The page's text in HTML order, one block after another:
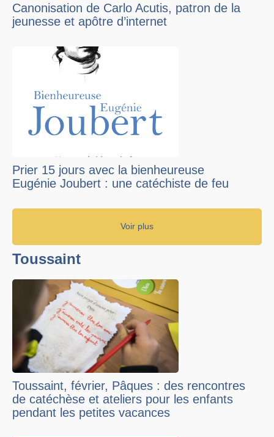
Canonisation de Carlo Acutis, patron de la
jeunesse et apôtre d’internet
Prier 15 jours avec la bienheureuse
Eugénie Joubert : une catéchiste de feu
Voir plus
Toussaint
Toussaint, février, Pâques : des rencontres
de catéchèse et ateliers pour les enfants
pendant les petites vacances